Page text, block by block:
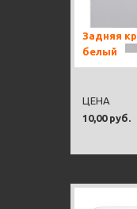
Задняя
белый
10,00 руб.
ЦЕНА